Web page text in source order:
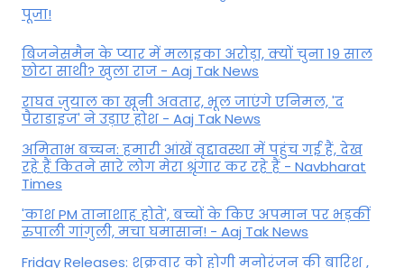
पूजा!
बिजनेसमैन के प्यार में मलाइका अरोड़ा, क्यों चुना 19 साल
छोटा साथी? खुला राज - Aaj Tak News
राघव जुयाल का खूनी अवतार, भूल जाएंगे एनिमल, 'द
पैराडाइज' ने उड़ाए होश - Aaj Tak News
अमिताभ बच्चन: हमारी आंखें वृद्दावस्था में पहुंच गई हैं, देख
रहे हैं कितने सारे लोग मेरा श्रृंगार कर रहे हैं - Navbharat
Times
'काश PM तानाशाह होते', बच्चों के किए अपमान पर भड़कीं
रुपाली गांगुली, मचा घमासान! - Aaj Tak News
Friday Releases: शुक्रवार को होगी मनोरंजन की बारिश ,